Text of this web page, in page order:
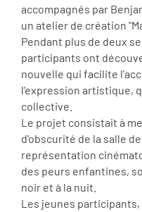
accompagnés par
un atelier de création
Pendant plus de deux
participants ont
nouvelle qui facilite
l'expression artistique,
collective.
Le projet consistait à
d'obscurité de la salle
représentation
des peurs enfantines,
noir et à la nuit.
Les jeunes